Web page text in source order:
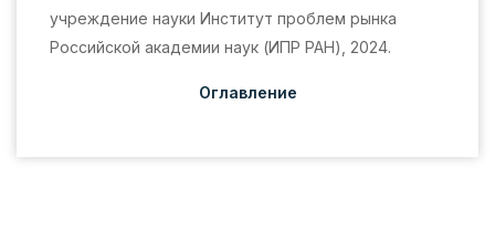
учреждение науки Институт проблем рынка
Российской академии наук (ИПР РАН), 2024.
Оглавление